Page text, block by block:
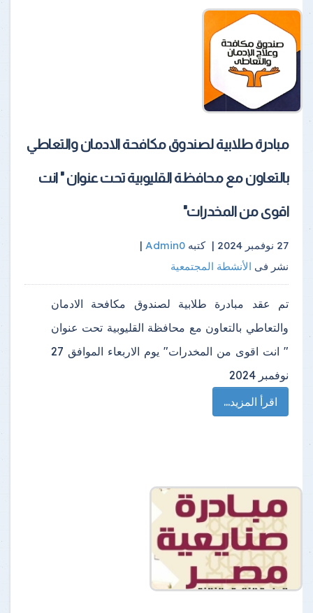
مبادرة طلابية لصندوق مكافحة الادمان والتعاطي
بالتعاون مع محافظة القليوبية تحت عنوان " انت
اقوى من المخدرات"
27 نوفمبر 2024 | كتبه Admin0
|
نشر فى الأنشطة المجتمعية
تم عقد مبادرة طلابية لصندوق مكافحة الادمان
والتعاطي بالتعاون مع محافظة القليوبية تحت عنوان
" انت اقوى من المخدرات" يوم الاربعاء الموافق 27
نوفمبر 2024
اقرأ المزيد...